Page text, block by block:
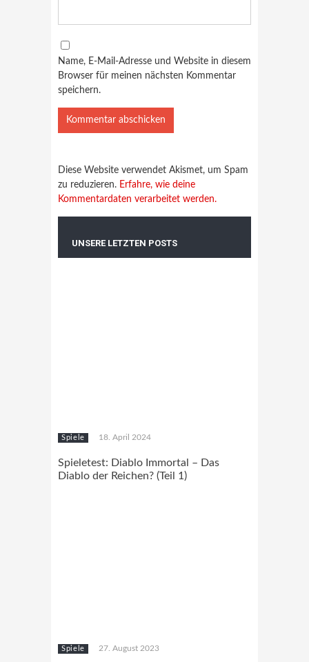
Name, E-Mail-Adresse und Website in diesem
Browser für meinen nächsten Kommentar
speichern.
Diese Website verwendet Akismet, um Spam
zu reduzieren. Erfahre, wie deine
Kommentardaten verarbeitet werden.
UNSERE LETZTEN POSTS
Spiele 18. April 2024
Spieletest: Diablo Immortal – Das
Diablo der Reichen? (Teil 1)
Spiele 27. August 2023